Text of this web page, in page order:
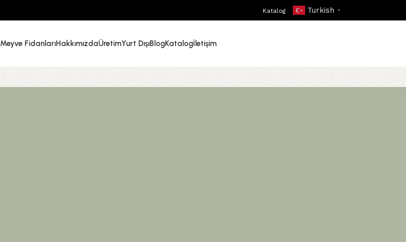
Katalog Turkish ▼
Meyve FidanlarıHakkımızdaÜretimYurt DışıBlogKatalogİletişim